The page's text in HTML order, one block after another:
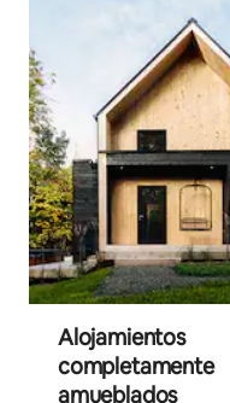
Alojamientos
completamente
amueblados